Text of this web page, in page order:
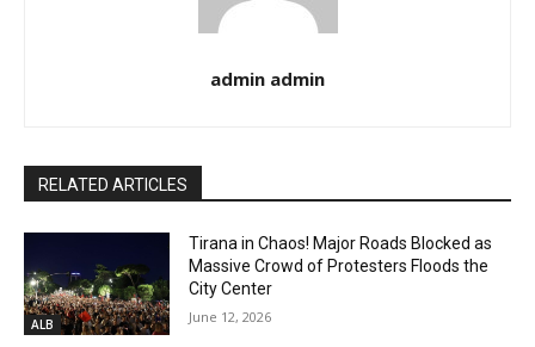
admin admin
RELATED ARTICLES
ALB
Tirana in Chaos! Major Roads Blocked as
Massive Crowd of Protesters Floods the
City Center
June 12, 2026